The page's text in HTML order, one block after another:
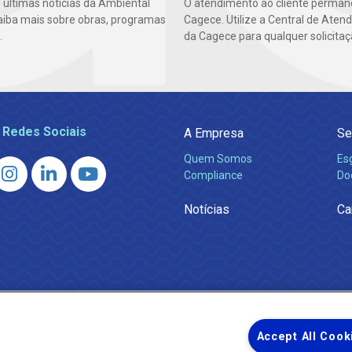
últimas notícias da Ambiental
mais sobre obras, programas
O atendimento ao cliente
Cagece. Utilize a Central de
da Cagece para qualquer
Sociais A Empresa
Quem Somos
Compliance
Notícias
Accept All